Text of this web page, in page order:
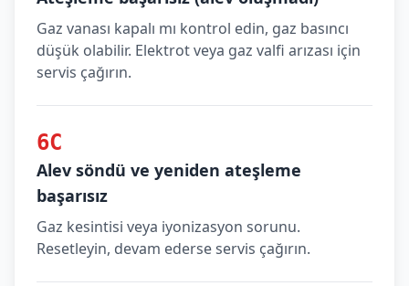
Gaz vanası kapalı mı kontrol edin, gaz basıncı
düşük olabilir. Elektrot veya gaz valfi arızası için
servis çağırın.
6C
Alev söndü ve yeniden ateşleme
başarısız
Gaz kesintisi veya iyonizasyon sorunu.
Resetleyin, devam ederse servis çağırın.